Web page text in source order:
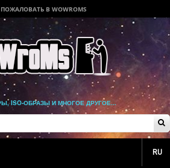
В WOWROMS
ISO-ОБРАЗЫ И МНОГОЕ ДРУГОЕ...
RU